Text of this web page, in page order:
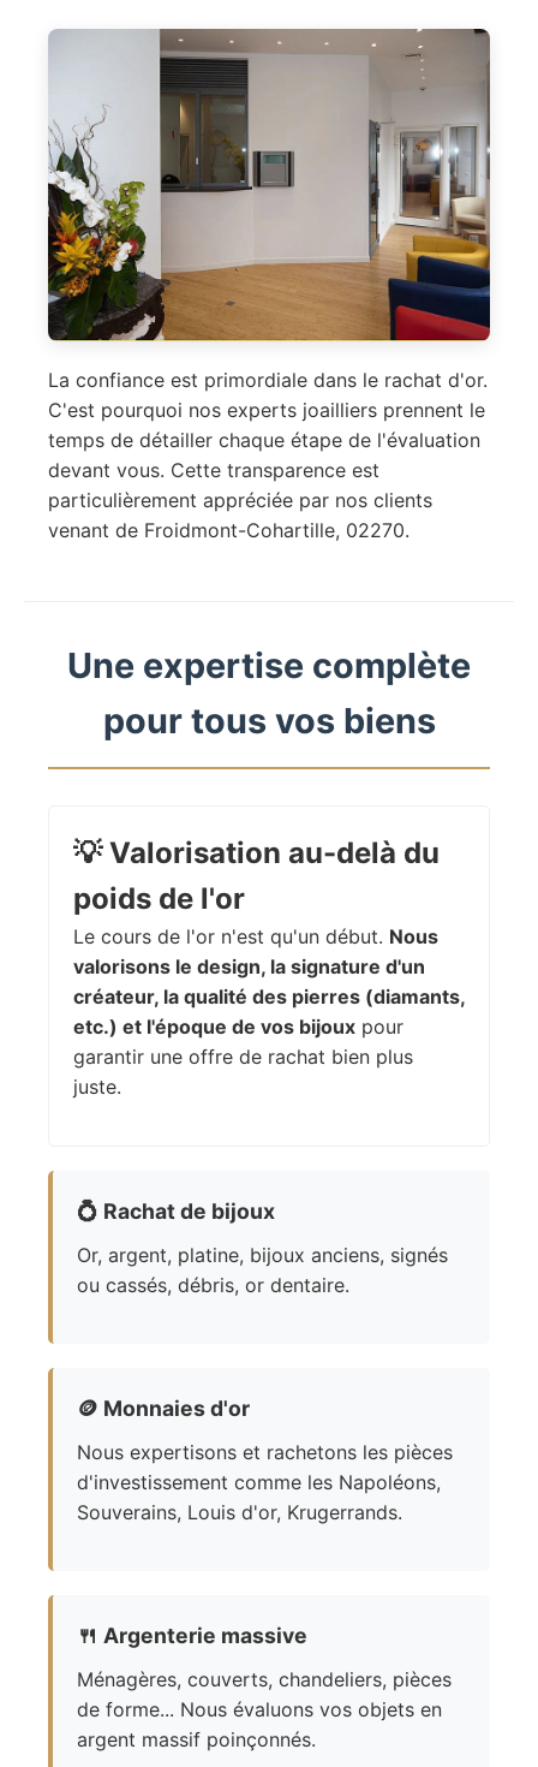
La confiance est primordiale dans le rachat d'or.
C'est pourquoi nos experts joailliers prennent le
temps de détailler chaque étape de l'évaluation
devant vous. Cette transparence est
particulièrement appréciée par nos clients
venant de Froidmont-Cohartille, 02270.
Une expertise complète
pour tous vos biens
💡Valorisation au-delà du
poids de l'or
Le cours de l'or n'est qu'un début. Nous
valorisons le design, la signature d'un
créateur, la qualité des pierres (diamants,
etc.) et l'époque de vos bijoux pour
garantir une offre de rachat bien plus
juste.
💍 Rachat de bijoux
Or, argent, platine, bijoux anciens, signés
ou cassés, débris, or dentaire.
🪙 Monnaies d'or
Nous expertisons et rachetons les pièces
d'investissement comme les Napoléons,
Souverains, Louis d'or, Krugerrands.
🍴 Argenterie massive
Ménagères, couverts, chandeliers, pièces
de forme... Nous évaluons vos objets en
argent massif poinçonnés.